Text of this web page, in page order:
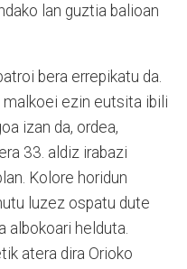
lan guztia balioan
bera errepikatu da.
ezin eutsita ibili
izan da, ordea,
33. aldiz irabazi
Kolore horidun
luzez ospatu dute
albokoari helduta.
atera dira Orioko